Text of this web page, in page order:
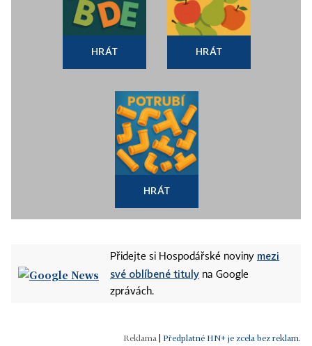
HRÁT HRÁT
HRÁT
Přidejte si Hospodářské noviny mezi
své oblíbené tituly na Google
zprávách.
Předplatné HN+ je zcela bez reklam.